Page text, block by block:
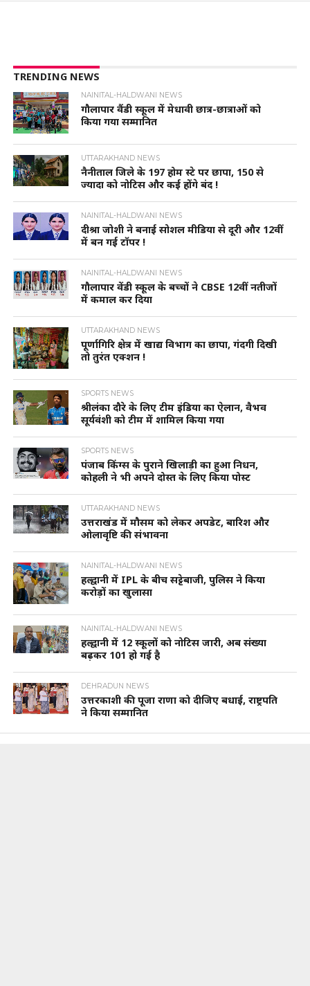
TRENDING NEWS
NAINITAL-HALDWANI NEWS
गौलापार वैंडी स्कूल में मेधावी छात्र-छात्राओं को
किया गया सम्मानित
UTTARAKHAND NEWS
नैनीताल जिले के 197 होम स्टे पर छापा, 150 से
ज्यादा को नोटिस और कई होंगे बंद !
NAINITAL-HALDWANI NEWS
दीश्रा जोशी ने बनाई सोशल मीडिया से दूरी और 12वीं
में बन गई टॉपर !
NAINITAL-HALDWANI NEWS
गौलापार वेंडी स्कूल के बच्चों ने CBSE 12वीं नतीजों
में कमाल कर दिया
UTTARAKHAND NEWS
पूर्णागिरि क्षेत्र में खाद्य विभाग का छापा, गंदगी दिखी
तो तुरंत एक्शन !
SPORTS NEWS
श्रीलंका दौरे के लिए टीम इंडिया का ऐलान, वैभव
सूर्यवंशी को टीम में शामिल किया गया
SPORTS NEWS
पंजाब किंग्स के पुराने खिलाड़ी का हुआ निधन,
कोहली ने भी अपने दोस्त के लिए किया पोस्ट
UTTARAKHAND NEWS
उत्तराखंड में मौसम को लेकर अपडेट, बारिश और
ओलावृष्टि की संभावना
NAINITAL-HALDWANI NEWS
हल्द्वानी में IPL के बीच सट्टेबाजी, पुलिस ने किया
करोड़ों का खुलासा
NAINITAL-HALDWANI NEWS
हल्द्वानी में 12 स्कूलों को नोटिस जारी, अब संख्या
बढ़कर 101 हो गई है
DEHRADUN NEWS
उत्तरकाशी की पूजा राणा को दीजिए बधाई, राष्ट्रपति
ने किया सम्मानित